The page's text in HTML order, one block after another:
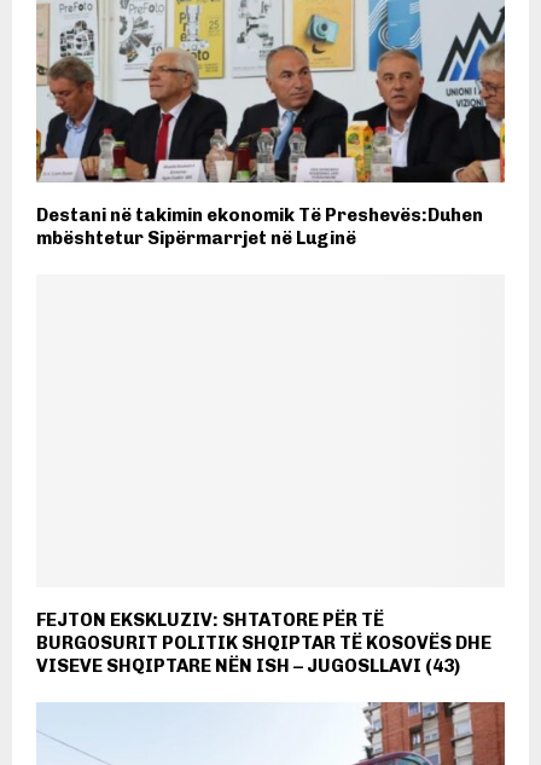
Destani në takimin ekonomik Të Preshevës:Duhen
mbështetur Sipërmarrjet në Luginë
FEJTON EKSKLUZIV: SHTATORE PËR TË
BURGOSURIT POLITIK SHQIPTAR TË KOSOVËS DHE
VISEVE SHQIPTARE NËN ISH – JUGOSLLAVI (43)